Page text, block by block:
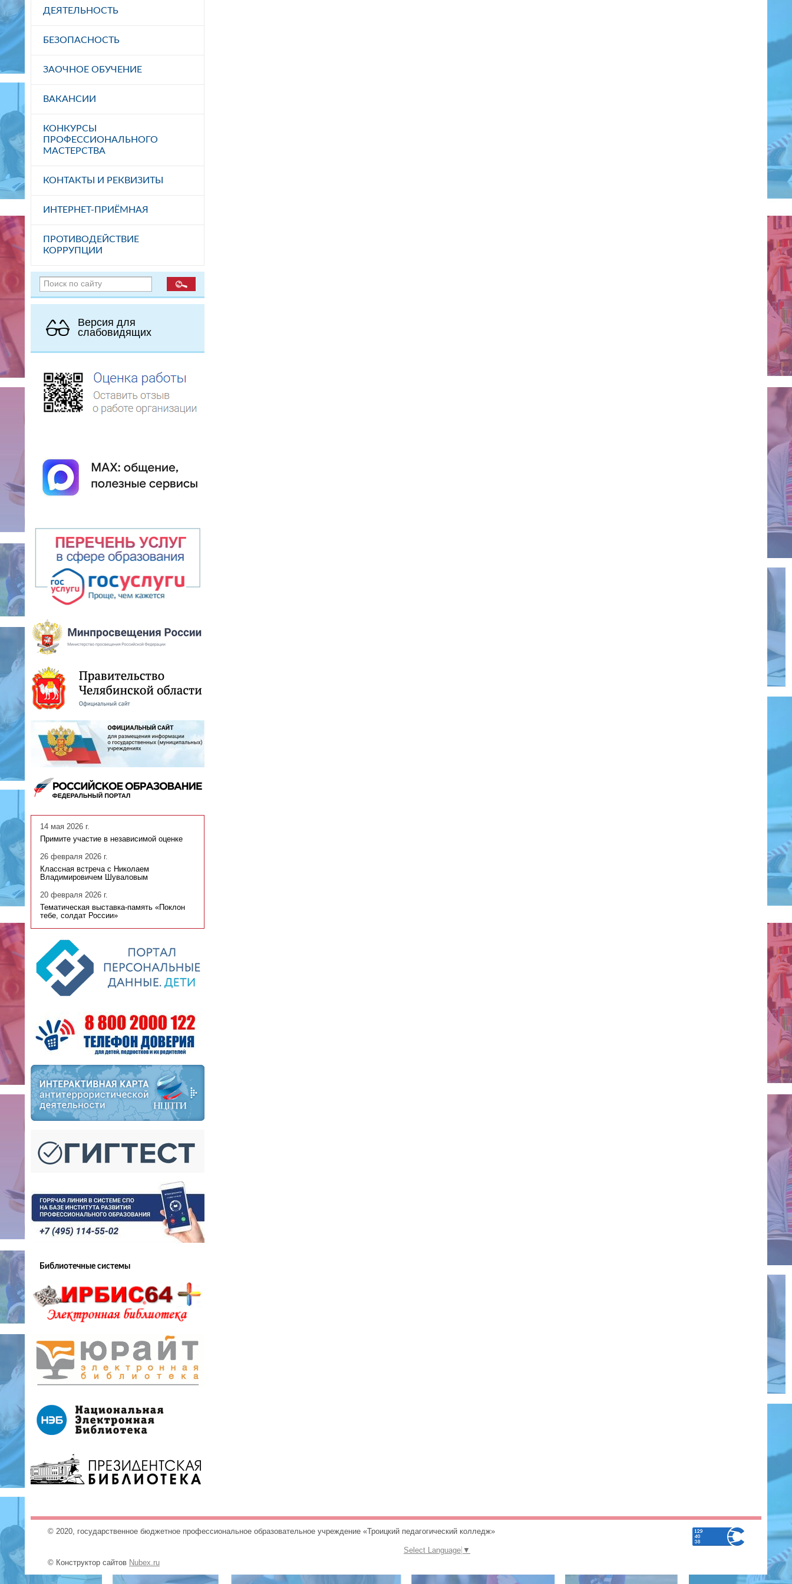
ДЕЯТЕЛЬНОСТЬ
БЕЗОПАСНОСТЬ
ЗАОЧНОЕ ОБУЧЕНИЕ
ВАКАНСИИ
КОНКУРСЫ
ПРОФЕССИОНАЛЬНОГО
МАСТЕРСТВА
КОНТАКТЫ И РЕКВИЗИТЫ
ИНТЕРНЕТ-ПРИЁМНАЯ
ПРОТИВОДЕЙСТВИЕ
КОРРУПЦИИ
Версия для
слабовидящих
14 мая 2026 г.
Примите участие в независимой оценке
26 февраля 2026 г.
Классная встреча с Николаем
Владимировичем Шуваловым
20 февраля 2026 г.
Тематическая выставка-память «Поклон
тебе, солдат России»
Библиотечные системы
© 2020, государственное бюджетное профессиональное образовательное учреждение «Троицкий педагогический колледж»
Select Language ▼
© Конструктор сайтов Nubex.ru